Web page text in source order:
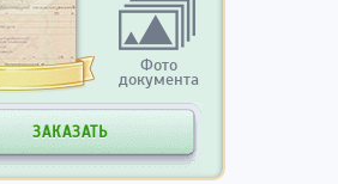
Фото
документа
ЗАКАЗАТЬ